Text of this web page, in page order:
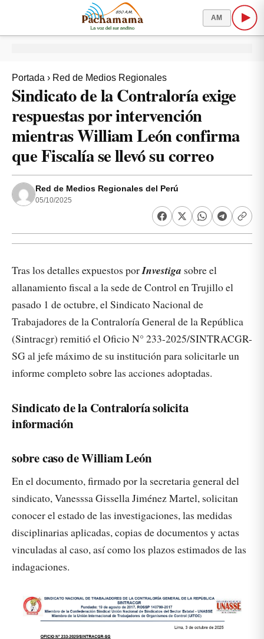
AM
Portada › Red de Medios Regionales
Sindicato de la Contraloría exige
respuestas por intervención
mientras William León confirma
que Fiscalía se llevó su correo
Red de Medios Regionales del Perú
05/10/2025
Tras los detalles expuestos porInvestiga sobre el
allanamiento fiscal a la sede de Control en Trujillo el
pasado 1 de octubre, el Sindicato Nacional de
Trabajadores de la Contraloría General de la República
(Sintracgr) remitió el Oficio N° 233-2025/SINTRACGR-
SG al jefe máximo de su institución para solicitarle un
informe completo sobre las acciones adoptadas.
Sindicato de la Contraloría solicita
información
sobre caso de William León
En el documento, firmado por la secretaria general del
sindicato, Vanesssa Gissella Jiménez Martel, solicitan
conocer el estado de las investigaciones, las medidas
disciplinarias aplicadas, copias de documentos y actas
vinculadas al caso, así como los plazos estimados de las
indagaciones.